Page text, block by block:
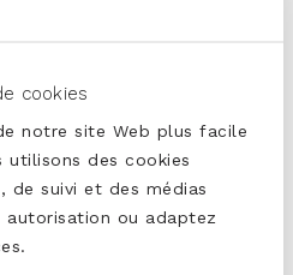
cookies
notre site Web plus facile
utilisons des cookies
de suivi et des médias
autorisation ou adaptez